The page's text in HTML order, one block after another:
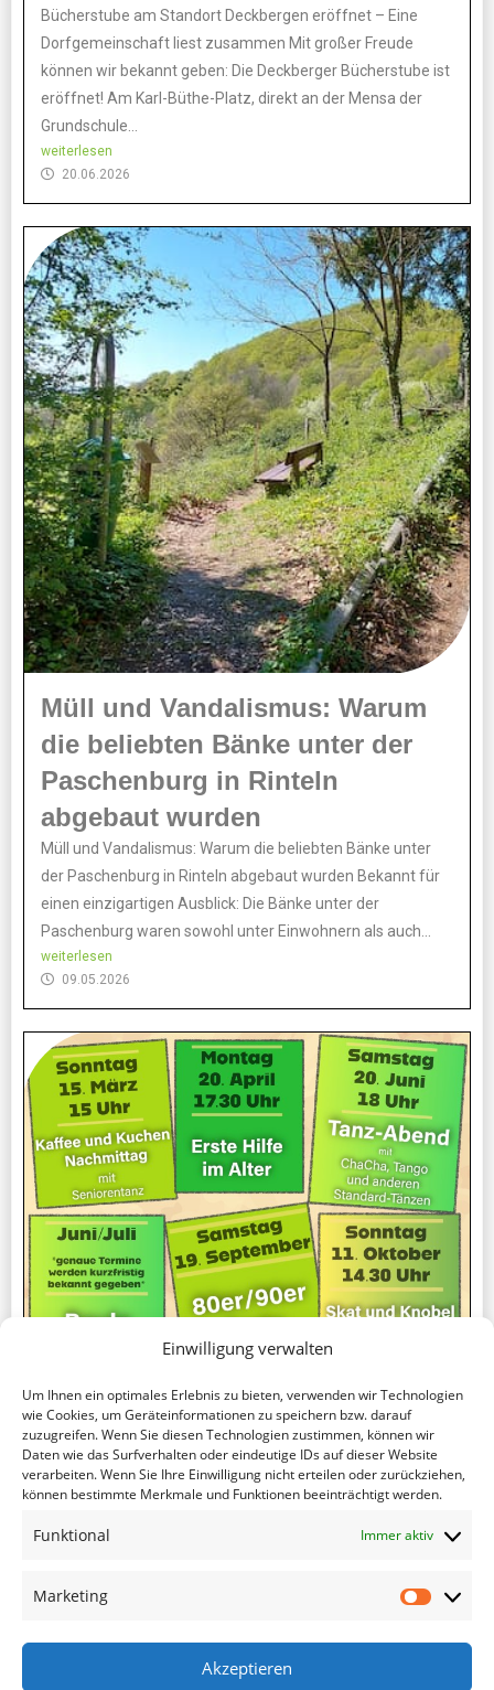
Einwilligung verwalten
Um Ihnen ein optimales Erlebnis zu bieten, verwenden wir Technologien
wie Cookies, um Geräteinformationen zu speichern bzw. darauf
zuzugreifen. Wenn Sie diesen Technologien zustimmen, können wir
Daten wie das Surfverhalten oder eindeutige IDs auf dieser Website
verarbeiten. Wenn Sie Ihre Einwilligung nicht erteilen oder zurückziehen,
können bestimmte Merkmale und Funktionen beeinträchtigt werden.
Funktional Immer aktiv
Marketing
Akzeptieren
Bücherstube am Standort Deckbergen eröffnet – Eine
Dorfgemeinschaft liest zusammen Mit großer Freude
können wir bekannt geben: Die Deckberger Bücherstube ist
eröffnet! Am Karl-Büthe-Platz, direkt an der Mensa der
Grundschule...
weiterlesen
20.06.2026
Müll und Vandalismus: Warum
die beliebten Bänke unter der
Paschenburg in Rinteln
abgebaut wurden
Müll und Vandalismus: Warum die beliebten Bänke unter
der Paschenburg in Rinteln abgebaut wurden Bekannt für
einen einzigartigen Ausblick: Die Bänke unter der
Paschenburg waren sowohl unter Einwohnern als auch...
weiterlesen
09.05.2026
Veranstaltungsplan für 2026
06.02.2026
Ältere Beiträge